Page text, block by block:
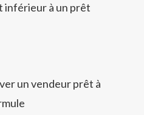
inférieur à un prêt
un vendeur prêt à